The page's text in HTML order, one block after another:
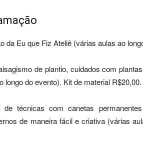
da Eu que Fiz Ateliê (várias aulas ao
de plantio, cuidados com
longo do evento). Kit de material R$20,00.
de técnicas com canetas
de maneira fácil e criativa (várias